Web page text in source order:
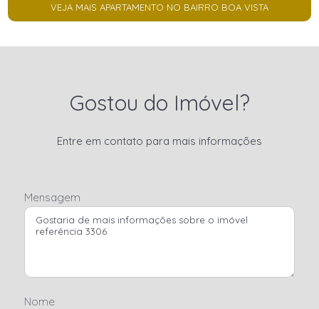
VEJA MAIS APARTAMENTO NO BAIRRO BOA VISTA
Gostou do Imóvel?
Entre em contato para mais informações
Mensagem
Nome